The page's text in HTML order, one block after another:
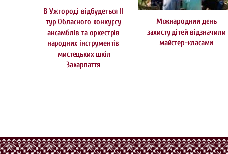
В Ужгороді відбудеться ІІ
тур Обласного конкурсу
ансамблів та оркестрів
народних інструментів
мистецьких шкіл
Закарпаття
Міжнародний день
захисту дітей відзначили
майстер-класами